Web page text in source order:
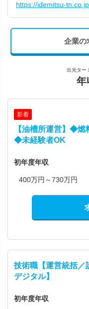
https://idemitsu-
企業の
出光ター
年
新着
【油槽所運営】◆
◆未経験者OK
初年度年収
400万円～730万円
技術職【運営統括／
デジタル】
初年度年収